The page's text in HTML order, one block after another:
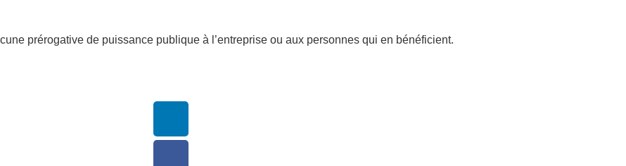
prérogative de puissance publique à l’entreprise ou aux personnes qui en bénéficient.